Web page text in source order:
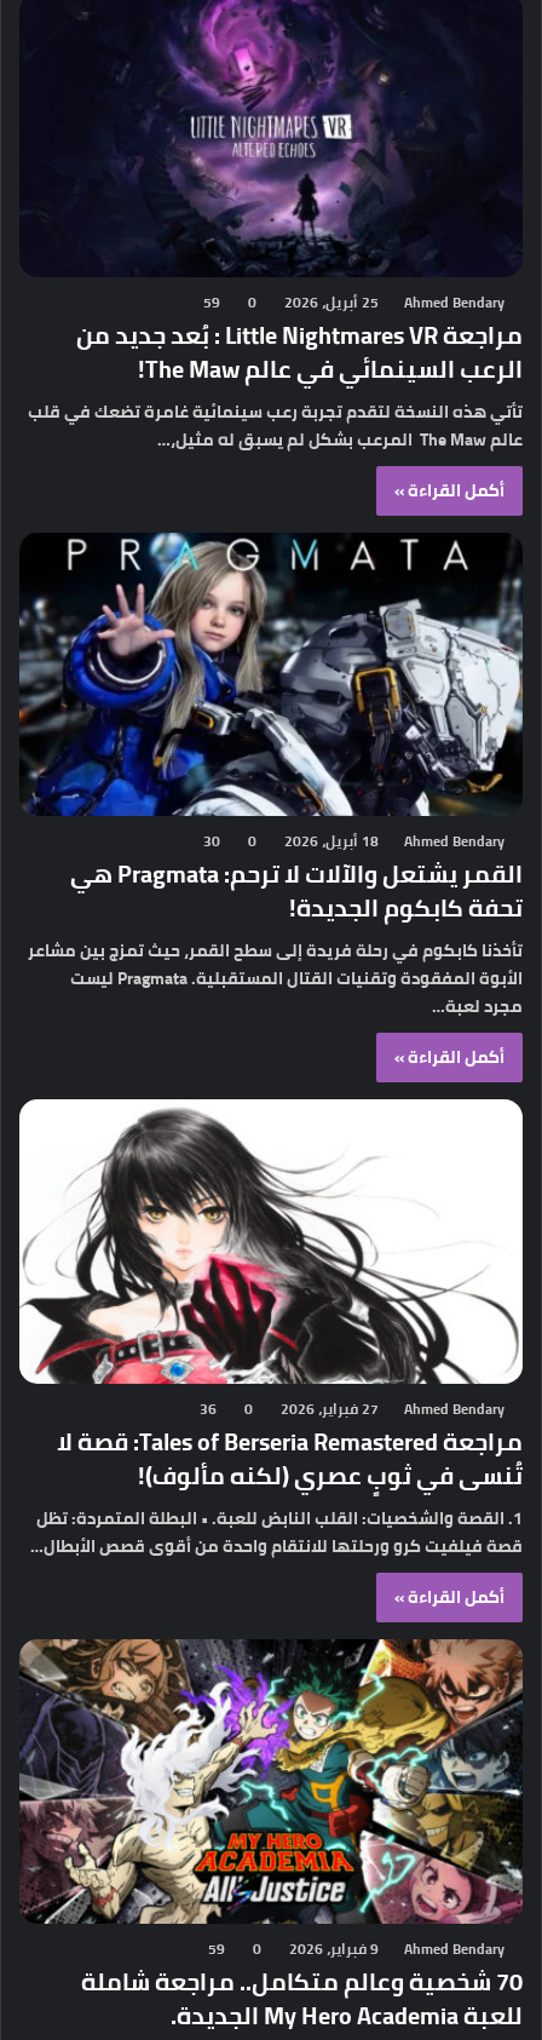
Ahmed Bendary 25 أبريل، 2026 0
59
مراجعة Little Nightmares VR : بُعد جديد من
الرعب السينمائي في عالم The Maw!
تأتي هذه النسخة لتقدم تجربة رعب سينمائية غامرة تضعك في قلب
عالم The Maw المرعب بشكل لم يسبق له مثيل،…
أكمل القراءة »
Ahmed Bendary 18 أبريل، 2026 0
30
القمر يشتعل والآلات لا ترحم: Pragmata هي
تحفة كابكوم الجديدة!
تأخذنا كابكوم في رحلة فريدة إلى سطح القمر، حيث تمزج بين مشاعر
الأبوة المفقودة وتقنيات القتال المستقبلية. Pragmata ليست
مجرد لعبة…
أكمل القراءة »
Ahmed Bendary 27 فبراير، 2026 0
36
مراجعة Tales of Berseria Remastered: قصة لا
تُنسى في ثوبٍ عصري (لكنه مألوف)!
1. القصة والشخصيات: القلب النابض للعبة. • البطلة المتمردة: تظل
قصة فيلفيت كرو ورحلتها للانتقام واحدة من أقوى قصص الأبطال…
أكمل القراءة »
Ahmed Bendary 9 فبراير، 2026 0
59
70 شخصية وعالم متكامل.. مراجعة شاملة
للعبة My Hero Academia الجديدة.